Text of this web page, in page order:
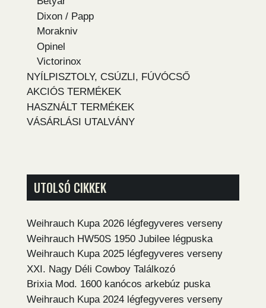
Dixon / Papp
Morakniv
Opinel
Victorinox
NYÍLPISZTOLY, CSÚZLI, FÚVÓCSŐ
AKCIÓS TERMÉKEK
HASZNÁLT TERMÉKEK
VÁSÁRLÁSI UTALVÁNY
UTOLSÓ CIKKEK
Weihrauch Kupa 2026 légfegyveres verseny
Weihrauch HW50S 1950 Jubilee légpuska
Weihrauch Kupa 2025 légfegyveres verseny
XXI. Nagy Déli Cowboy Találkozó
Brixia Mod. 1600 kanócos arkebúz puska
Weihrauch Kupa 2024 légfegyveres verseny